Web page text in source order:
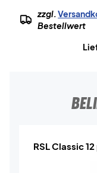
zzgl.
Bestellwert
RSL Classic